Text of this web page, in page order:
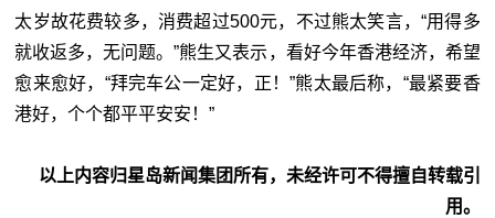
太岁故花费较多，消费超过500元，不过熊太笑言，“用得多
就收返多，无问题。”熊生又表示，看好今年香港经济，希望
愈来愈好，“拜完车公一定好，正！”熊太最后称，“最紧要香
港好，个个都平平安安！”
以上内容归星岛新闻集团所有，未经许可不得擅自转载引
用。